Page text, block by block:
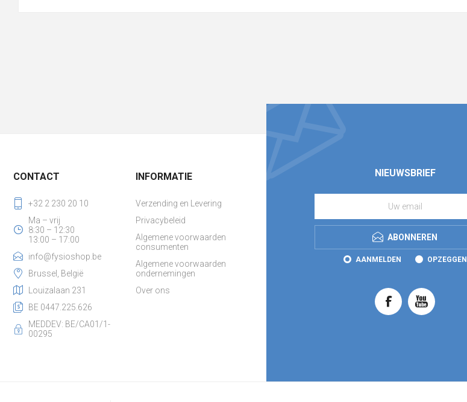
NIEUWSBRIEF
ABONNEREN
AANMELDEN OPZEGGEN
CONTACT
+32 2 230 20 10
Ma – vrij
8:30 – 12:30
13:00 – 17:00
info@fysioshop.be
Brussel, België
Louizalaan 231
BE 0447.225.626
MEDDEV: BE/CA01/1-
00295
INFORMATIE
Verzending en Levering
Privacybeleid
Algemene voorwaarden
consumenten
Algemene voorwaarden
ondernemingen
Over ons